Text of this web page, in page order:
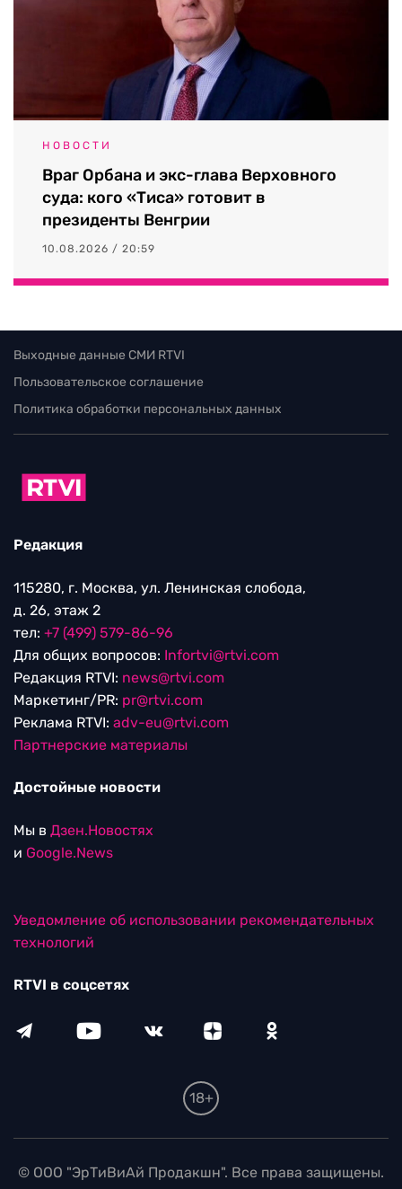
НОВОСТИ
Враг Орбана и экс-глава Верховного
суда: кого «Тиса» готовит в
президенты Венгрии
10.08.2026 / 20:59
Выходные данные СМИ RTVI
Пользовательское соглашение
Политика обработки персональных данных
Редакция
115280, г. Москва, ул. Ленинская слобода,
д. 26, этаж 2
тел: +7 (499) 579-86-96
Для общих вопросов: Infortvi@rtvi.com
Редакция RTVI: news@rtvi.com
Маркетинг/PR: pr@rtvi.com
Реклама RTVI: adv-eu@rtvi.com
Партнерские материалы
Достойные новости
Мы в Дзен.Новостях
и Google.News
Уведомление об использовании рекомендательных
технологий
RTVI в соцсетях
18+
© ООО "ЭрТиВиАй Продакшн". Все права защищены.